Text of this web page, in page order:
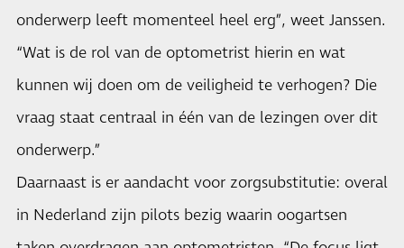
onderwerp leeft momenteel heel erg”, weet Janssen.
“Wat is de rol van de optometrist hierin en wat
kunnen wij doen om de veiligheid te verhogen? Die
vraag staat centraal in één van de lezingen over dit
onderwerp.”
Daarnaast is er aandacht voor zorgsubstitutie: overal
in Nederland zijn pilots bezig waarin oogartsen